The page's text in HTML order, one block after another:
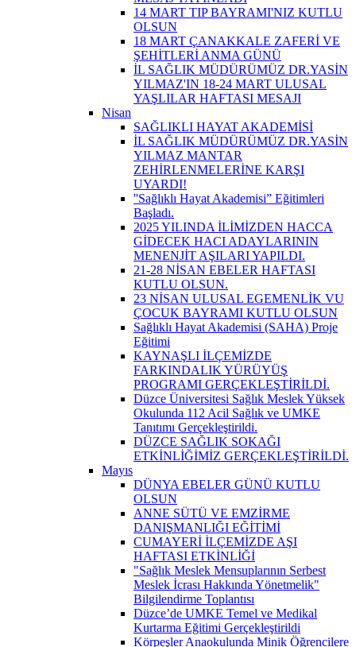
14 MART TIP BAYRAMI'NIZ KUTLU
OLSUN
18 MART ÇANAKKALE ZAFERİ VE
ŞEHİTLERİ ANMA GÜNÜ
İL SAĞLIK MÜDÜRÜMÜZ DR.YASİN
YILMAZ'IN 18-24 MART ULUSAL
YAŞLILAR HAFTASI MESAJI
Nisan
SAĞLIKLI HAYAT AKADEMİSİ
İL SAĞLIK MÜDÜRÜMÜZ DR.YASİN
YILMAZ MANTAR
ZEHİRLENMELERİNE KARŞI
UYARDI!
''Sağlıklı Hayat Akademisi” Eğitimleri
Başladı.
2025 YILINDA İLİMİZDEN HACCA
GİDECEK HACI ADAYLARININ
MENENJİT AŞILARI YAPILDI.
21-28 NİSAN EBELER HAFTASI
KUTLU OLSUN.
23 NİSAN ULUSAL EGEMENLİK VU
ÇOCUK BAYRAMI KUTLU OLSUN
Sağlıklı Hayat Akademisi (SAHA) Proje
Eğitimi
KAYNAŞLI İLÇEMİZDE
FARKINDALIK YÜRÜYÜŞ
PROGRAMI GERÇEKLEŞTİRİLDİ.
Düzce Üniversitesi Sağlık Meslek Yüksek
Okulunda 112 Acil Sağlık ve UMKE
Tanıtımı Gerçekleştirildi.
DÜZCE SAĞLIK SOKAĞI
ETKİNLİĞİMİZ GERÇEKLEŞTİRİLDİ.
Mayıs
DÜNYA EBELER GÜNÜ KUTLU
OLSUN
ANNE SÜTÜ VE EMZİRME
DANIŞMANLIĞI EĞİTİMİ
CUMAYERİ İLÇEMİZDE AŞI
HAFTASI ETKİNLİĞİ
"Sağlık Meslek Mensuplarının Serbest
Meslek İcrası Hakkında Yönetmelik"
Bilgilendirme Toplantısı
Düzce’de UMKE Temel ve Medikal
Kurtarma Eğitimi Gerçekleştirildi
Körpeşler Anaokulunda Minik Öğrencilere